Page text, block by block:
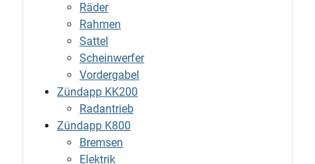
Räder
Rahmen
Sattel
Scheinwerfer
Vordergabel
Zündapp KK200
Radantrieb
Zündapp K800
Bremsen
Elektrik